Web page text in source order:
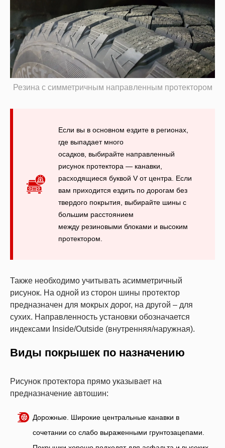
Резина с симметричным направленным протектором
Если вы в основном ездите в регионах,
где выпадает много
осадков, выбирайте направленный
рисунок протектора — канавки,
расходящиеся буквой V от центра. Если
вам приходится ездить по дорогам без
твердого покрытия, выбирайте шины с
большим расстоянием
между резиновыми блоками и высоким
протектором.
Также необходимо учитывать асимметричный
рисунок. На одной из сторон шины протектор
предназначен для мокрых дорог, на другой – для
сухих. Направленность установки обозначается
индексами Inside/Outside (внутренняя/наружная).
Виды покрышек по назначению
Рисунок протектора прямо указывает на
предназначение автошин:
Дорожные. Широкие центральные канавки в
сочетании со слабо выраженными грунтозацепами.